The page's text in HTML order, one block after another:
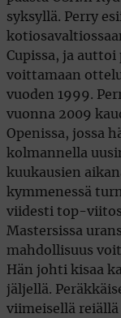
syksyllä. Perry
Cupissa, ja
voittamaan
vuoden 1999.
vuonna 2009
Openissa, jossa
kolmannella
kuukausien
kymmenessä
viidesti top-
Mastersissa
mahdollisuus
Hän johti kisaa
jäljellä.
viimeisellä reiällä